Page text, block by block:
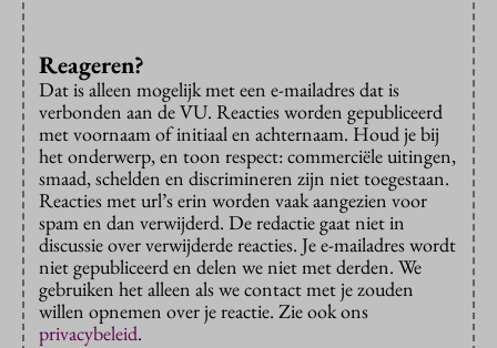
Reageren?
Dat is alleen mogelijk met een e-mailadres dat is
verbonden aan de VU. Reacties worden gepubliceerd
met voornaam of initiaal en achternaam. Houd je bij
het onderwerp, en toon respect: commerciële uitingen,
smaad, schelden en discrimineren zijn niet toegestaan.
Reacties met url’s erin worden vaak aangezien voor
spam en dan verwijderd. De redactie gaat niet in
discussie over verwijderde reacties. Je e-mailadres wordt
niet gepubliceerd en delen we niet met derden. We
gebruiken het alleen als we contact met je zouden
willen opnemen over je reactie. Zie ook ons
privacybeleid.